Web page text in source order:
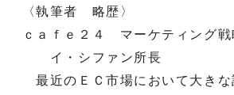
〈執筆者 略歴〉
ｃａｆｅ２４ マーケティング戦
イ・シファン所長
最近のＥＣ市場において大きな